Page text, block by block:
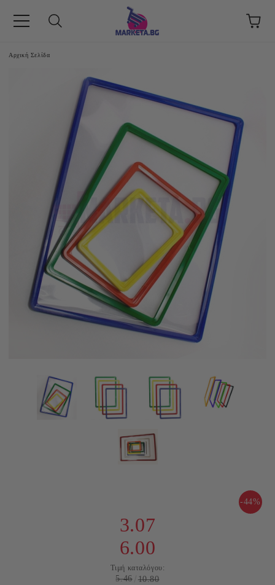
Αρχική Σελίδα
-44%
3.07
6.00
Τιμή καταλόγου:
5.46 10.80